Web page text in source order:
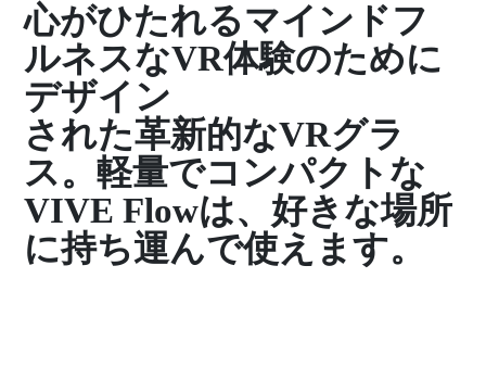
心がひたれるマインドフ
ルネスなVR体験のために
デザイン
された革新的なVRグラ
ス。軽量でコンパクトな
VIVE Flowは、好きな場所
に持ち運んで使えます。